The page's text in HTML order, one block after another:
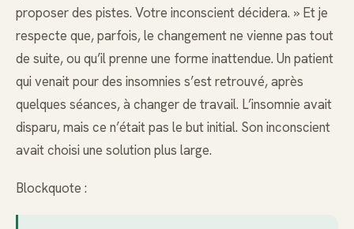
proposer des pistes. Votre inconscient décidera. » Et je
respecte que, parfois, le changement ne vienne pas tout
de suite, ou qu’il prenne une forme inattendue. Un patient
qui venait pour des insomnies s’est retrouvé, après
quelques séances, à changer de travail. L’insomnie avait
disparu, mais ce n’était pas le but initial. Son inconscient
avait choisi une solution plus large.
Blockquote :